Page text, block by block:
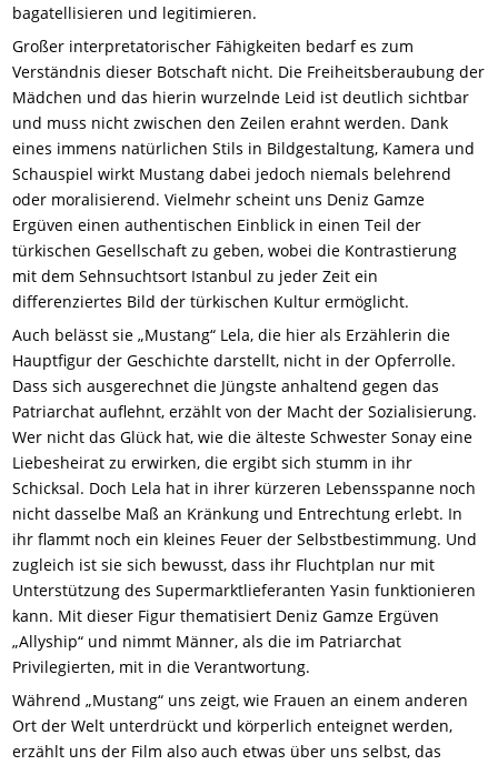
bagatellisieren und legitimieren.
Großer interpretatorischer Fähigkeiten bedarf es zum
Verständnis dieser Botschaft nicht. Die Freiheitsberaubung der
Mädchen und das hierin wurzelnde Leid ist deutlich sichtbar
und muss nicht zwischen den Zeilen erahnt werden. Dank
eines immens natürlichen Stils in Bildgestaltung, Kamera und
Schauspiel wirkt Mustang dabei jedoch niemals belehrend
oder moralisierend. Vielmehr scheint uns Deniz Gamze
Ergüven einen authentischen Einblick in einen Teil der
türkischen Gesellschaft zu geben, wobei die Kontrastierung
mit dem Sehnsuchtsort Istanbul zu jeder Zeit ein
differenziertes Bild der türkischen Kultur ermöglicht.
Auch belässt sie „Mustang“ Lela, die hier als Erzählerin die
Hauptfigur der Geschichte darstellt, nicht in der Opferrolle.
Dass sich ausgerechnet die Jüngste anhaltend gegen das
Patriarchat auflehnt, erzählt von der Macht der Sozialisierung.
Wer nicht das Glück hat, wie die älteste Schwester Sonay eine
Liebesheirat zu erwirken, die ergibt sich stumm in ihr
Schicksal. Doch Lela hat in ihrer kürzeren Lebensspanne noch
nicht dasselbe Maß an Kränkung und Entrechtung erlebt. In
ihr flammt noch ein kleines Feuer der Selbstbestimmung. Und
zugleich ist sie sich bewusst, dass ihr Fluchtplan nur mit
Unterstützung des Supermarktlieferanten Yasin funktionieren
kann. Mit dieser Figur thematisiert Deniz Gamze Ergüven
„Allyship“ und nimmt Männer, als die im Patriarchat
Privilegierten, mit in die Verantwortung.
Während „Mustang“ uns zeigt, wie Frauen an einem anderen
Ort der Welt unterdrückt und körperlich enteignet werden,
erzählt uns der Film also auch etwas über uns selbst, das